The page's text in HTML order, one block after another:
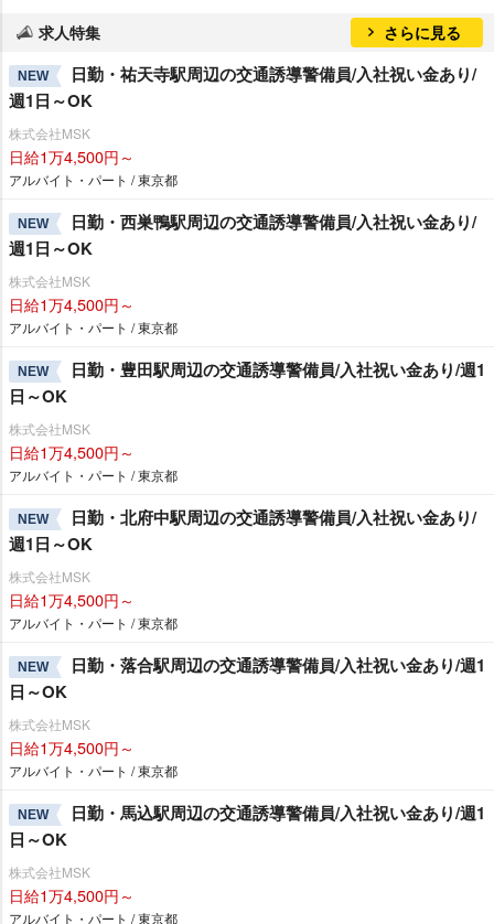
求人特集 さらに見る
NEW
日勤・祐天寺駅周辺の交通誘導警備員/入社祝い金あり/
週1日～OK
株式会社MSK
日給1万4,500円～
アルバイト・パート / 東京都
NEW
日勤・西巣鴨駅周辺の交通誘導警備員/入社祝い金あり/
週1日～OK
株式会社MSK
日給1万4,500円～
アルバイト・パート / 東京都
NEW
日勤・豊田駅周辺の交通誘導警備員/入社祝い金あり/週1
日～OK
株式会社MSK
日給1万4,500円～
アルバイト・パート / 東京都
NEW
日勤・北府中駅周辺の交通誘導警備員/入社祝い金あり/
週1日～OK
株式会社MSK
日給1万4,500円～
アルバイト・パート / 東京都
NEW
日勤・落合駅周辺の交通誘導警備員/入社祝い金あり/週1
日～OK
株式会社MSK
日給1万4,500円～
アルバイト・パート / 東京都
NEW
日勤・馬込駅周辺の交通誘導警備員/入社祝い金あり/週1
日～OK
株式会社MSK
日給1万4,500円～
アルバイト・パート / 東京都